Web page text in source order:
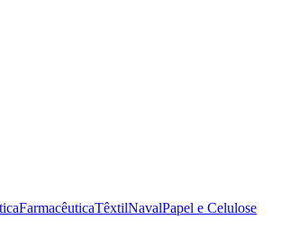
FarmacêuticaTêxtilNavalPapel e Celulose